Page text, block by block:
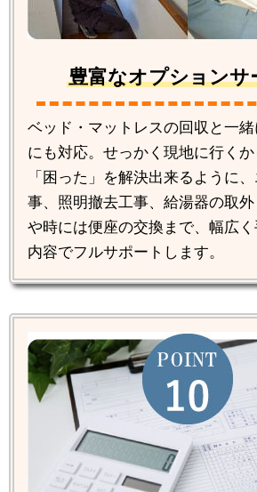
豊富なオプションサ
ベッド・マットレスの回収と一
にも対応。せっかく現地に行く
「困った」を解決出来るように
事、照明撤去工事、給湯器の取
や時には便座の交換まで、幅広
内容でフルサポートします。